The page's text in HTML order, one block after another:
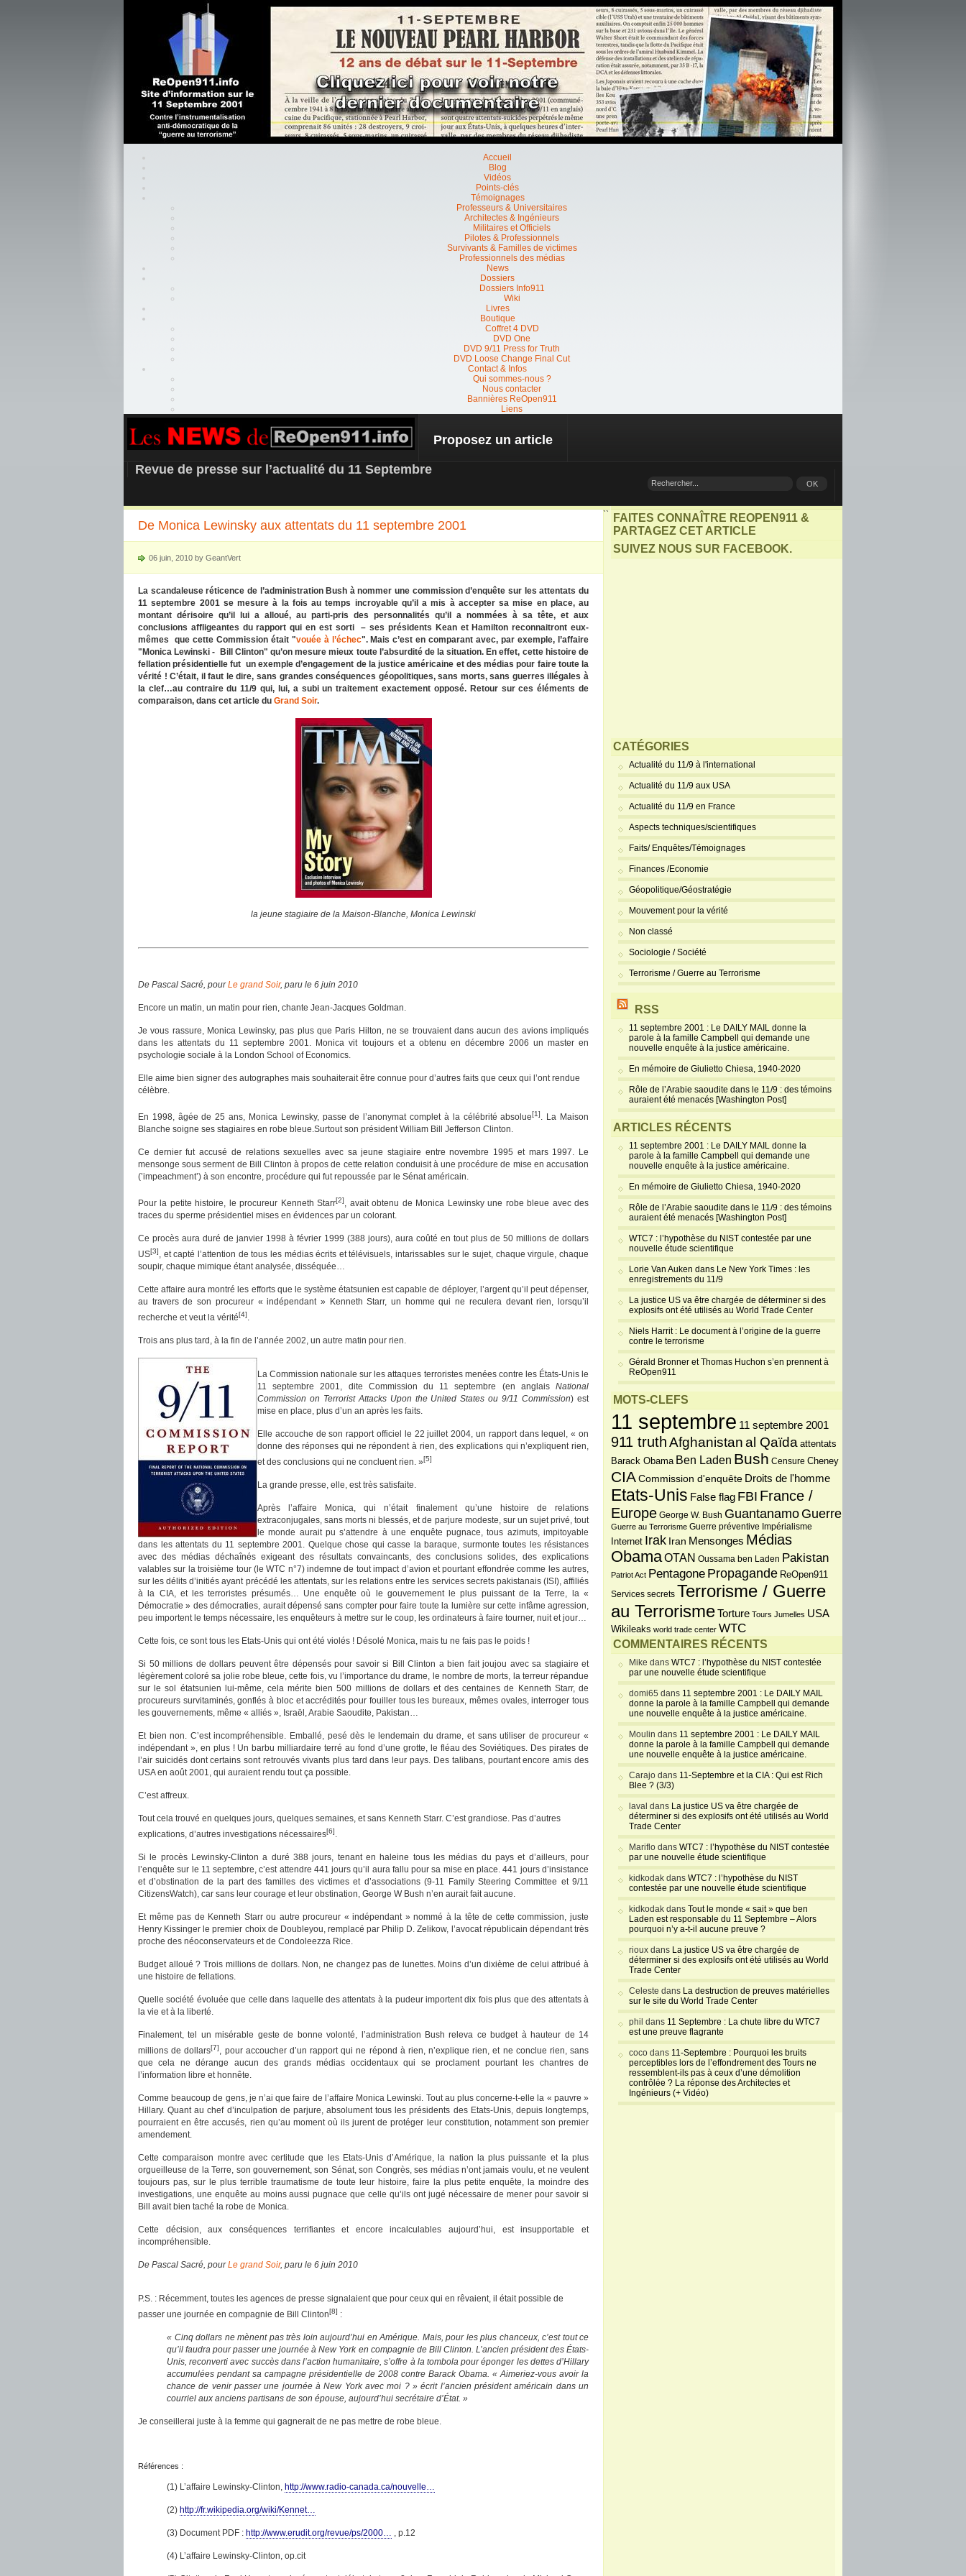
Accueil
Blog
Vidéos
Points-clés
Témoignages
Professeurs & Universitaires
Architectes & Ingénieurs
Militaires et Officiels
Pilotes & Professionnels
Survivants & Familles de victimes
Professionnels des médias
News
Dossiers
Dossiers Info911
Wiki
Livres
Boutique
Coffret 4 DVD
DVD One
DVD 9/11 Press for Truth
DVD Loose Change Final Cut
Contact & Infos
Qui sommes-nous ?
Nous contacter
Bannières ReOpen911
Liens
REOPEN911 – NEWS
Proposez un article
Revue de presse sur l’actualité du 11 Septembre
De Monica Lewinsky aux attentats du 11 septembre 2001
06 juin, 2010 by GeantVert
La scandaleuse réticence de l’administration Bush à nommer une commission d’enquête sur les attentats du
11 septembre 2001 se mesure à la fois au temps incroyable qu’il a mis à accepter sa mise en place, au
montant dérisoire qu’il lui a alloué, au parti-pris des personnalités qu’il a nommées à sa tête, et aux
conclusions affligeantes du rapport qui en est sorti – ses présidents Kean et Hamilton reconnaitront eux-
mêmes que cette Commission était "vouée à l’échec". Mais c’est en comparant avec, par exemple, l’affaire
"Monica Lewinski - Bill Clinton" qu’on mesure mieux toute l’absurdité de la situation. En effet, cette histoire de
fellation présidentielle fut un exemple d’engagement de la justice américaine et des médias pour faire toute la
vérité ! C’était, il faut le dire, sans grandes conséquences géopolitiques, sans morts, sans guerres illégales à
la clef…au contraire du 11/9 qui, lui, a subi un traitement exactement opposé. Retour sur ces éléments de
comparaison, dans cet article du Grand Soir.
la jeune stagiaire de la Maison-Blanche, Monica Lewinski
De Pascal Sacré, pourLe grand Soir, paru le 6 juin 2010
Encore un matin, un matin pour rien, chante Jean-Jacques Goldman.
Je vous rassure, Monica Lewinsky, pas plus que Paris Hilton, ne se trouvaient dans aucun des avions impliqués
dans les attentats du 11 septembre 2001. Monica vit toujours et a obtenu en décembre 2006 un master en
psychologie sociale à la London School of Economics.
Elle aime bien signer des autographes mais souhaiterait être connue pour d’autres faits que ceux qui l’ont rendue
célèbre.
En 1998, âgée de 25 ans, Monica Lewinsky, passe de l’anonymat complet à la célébrité absolue[1]. La Maison
Blanche soigne ses stagiaires en robe bleue.Surtout son président William Bill Jefferson Clinton.
Ce dernier fut accusé de relations sexuelles avec sa jeune stagiaire entre novembre 1995 et mars 1997. Le
mensonge sous serment de Bill Clinton à propos de cette relation conduisit à une procédure de mise en accusation
(’impeachment’) à son encontre, procédure qui fut repoussée par le Sénat américain.
Pour la petite histoire, le procureur Kenneth Starr[2], avait obtenu de Monica Lewinsky une robe bleue avec des
traces du sperme présidentiel mises en évidences par un colorant.
Ce procès aura duré de janvier 1998 à février 1999 (388 jours), aura coûté en tout plus de 50 millions de dollars
US[3], et capté l’attention de tous les médias écrits et télévisuels, intarissables sur le sujet, chaque virgule, chaque
soupir, chaque mimique étant analysée, disséquée…
Cette affaire aura montré les efforts que le système étatsunien est capable de déployer, l’argent qu’il peut dépenser,
au travers de son procureur « indépendant » Kenneth Starr, un homme qui ne reculera devant rien, lorsqu’il
recherche et veut la vérité[4].
Trois ans plus tard, à la fin de l’année 2002, un autre matin pour rien.
La Commission nationale sur les attaques terroristes menées contre les États-Unis le
11 septembre 2001, dite Commission du 11 septembre (en anglais National
Commission on Terrorist Attacks Upon the United States ou 9/11 Commission) est
mise en place, plus d’un an après les faits.
Elle accouche de son rapport officiel le 22 juillet 2004, un rapport dans lequel, « on
donne des réponses qui ne répondent à rien, des explications qui n’expliquent rien,
et des conclusions qui ne concluent rien. »[5]
La grande presse, elle, est très satisfaite.
Après l’affaire Monica, qui n’était finalement qu’une histoire de relations
extraconjugales, sans morts ni blessés, et de parjure modeste, sur un sujet privé, tout
le monde aurait pu s’attendre à une enquête pugnace, tous azimuts, impitoyable
dans les attentats du 11 septembre 2001. Quelque chose qui casse la baraque, surmonte toutes les résistances
avec des médias déchaînés exigeant des résultats convaincants, des conclusions solides, des explications
valables sur la troisième tour (le WTC n°7) indemne de tout impact d’avion et pourtant effondrée comme les autres,
sur les délits d’initiés ayant précédé les attentats, sur les relations entre les services secrets pakistanais (ISI), affiliés
à la CIA, et les terroristes présumés… Une enquête où le gouvernement le plus puissant de la Terre, la «
Démocratie » des démocraties, aurait dépensé sans compter pour faire toute la lumière sur cette infâme agression,
peu importent le temps nécessaire, les enquêteurs à mettre sur le coup, les ordinateurs à faire tourner, nuit et jour…
Cette fois, ce sont tous les Etats-Unis qui ont été violés ! Désolé Monica, mais tu ne fais pas le poids !
Si 50 millions de dollars peuvent être dépensés pour savoir si Bill Clinton a bien fait joujou avec sa stagiaire et
légèrement coloré sa jolie robe bleue, cette fois, vu l’importance du drame, le nombre de morts, la terreur répandue
sur le sol étatsunien lui-même, cela mérite bien 500 millions de dollars et des centaines de Kenneth Starr, de
procureurs survitaminés, gonflés à bloc et accrédités pour fouiller tous les bureaux, mêmes ovales, interroger tous
les gouvernements, même « alliés », Israël, Arabie Saoudite, Pakistan…
Et bien non. C’est incompréhensible. Emballé, pesé dès le lendemain du drame, et sans utiliser de procureur «
indépendant », en plus ! Un barbu milliardaire terré au fond d’une grotte, le fléau des Soviétiques. Des pirates de
l’air suicidés dont certains sont retrouvés vivants plus tard dans leur pays. Des talibans, pourtant encore amis des
USA en août 2001, qui auraient rendu tout ça possible.
C’est affreux.
Tout cela trouvé en quelques jours, quelques semaines, et sans Kenneth Starr. C’est grandiose. Pas d’autres
explications, d’autres investigations nécessaires[6].
Si le procès Lewinsky-Clinton a duré 388 jours, tenant en haleine tous les médias du pays et d’ailleurs, pour
l’enquête sur le 11 septembre, c’est attendre 441 jours qu’il aura fallu pour sa mise en place. 441 jours d’insistance
et d’obstination de la part des familles des victimes et d’associations (9-11 Family Steering Committee et 9/11
CitizensWatch), car sans leur courage et leur obstination, George W Bush n’en aurait fait aucune.
Et même pas de Kenneth Starr ou autre procureur « indépendant » nommé à la tête de cette commission, juste
Henry Kissinger le premier choix de Doubleyou, remplacé par Philip D. Zelikow, l’avocat républicain dépendant très
proche des néoconservateurs et de Condoleezza Rice.
Budget alloué ? Trois millions de dollars. Non, ne changez pas de lunettes. Moins d’un dixième de celui attribué à
une histoire de fellations.
Quelle société évoluée que celle dans laquelle des attentats à la pudeur importent dix fois plus que des attentats à
la vie et à la liberté.
Finalement, tel un misérable geste de bonne volonté, l’administration Bush releva ce budget à hauteur de 14
millions de dollars[7], pour accoucher d’un rapport qui ne répond à rien, n’explique rien, et ne conclue rien, sans
que cela ne dérange aucun des grands médias occidentaux qui se proclament pourtant les chantres de
l’information libre et honnête.
Comme beaucoup de gens, je n’ai que faire de l’affaire Monica Lewinski. Tout au plus concerne-t-elle la « pauvre »
Hillary. Quant au chef d’inculpation de parjure, absolument tous les présidents des Etats-Unis, depuis longtemps,
pourraient en être accusés, rien qu’au moment où ils jurent de protéger leur constitution, notamment son premier
amendement.
Cette comparaison montre avec certitude que les Etats-Unis d’Amérique, la nation la plus puissante et la plus
orgueilleuse de la Terre, son gouvernement, son Sénat, son Congrès, ses médias n’ont jamais voulu, et ne veulent
toujours pas, sur le plus terrible traumatisme de toute leur histoire, faire la plus petite enquête, la moindre des
investigations, une enquête au moins aussi pugnace que celle qu’ils ont jugé nécessaire de mener pour savoir si
Bill avait bien taché la robe de Monica.
Cette décision, aux conséquences terrifiantes et encore incalculables aujourd’hui, est insupportable et
incompréhensible.
De Pascal Sacré, pourLe grand Soir, paru le 6 juin 2010
P.S. : Récemment, toutes les agences de presse signalaient que pour ceux qui en rêvaient, il était possible de
passer une journée en compagnie de Bill Clinton[8] :
« Cinq dollars ne mènent pas très loin aujourd’hui en Amérique. Mais, pour les plus chanceux, c’est tout ce
qu’il faudra pour passer une journée à New York en compagnie de Bill Clinton. L’ancien président des États-
Unis, reconverti avec succès dans l’action humanitaire, s’offre à la tombola pour éponger les dettes d’Hillary
accumulées pendant sa campagne présidentielle de 2008 contre Barack Obama. « Aimeriez-vous avoir la
chance de venir passer une journée à New York avec moi ? » écrit l’ancien président américain dans un
courriel aux anciens partisans de son épouse, aujourd’hui secrétaire d’État. »
Je conseillerai juste à la femme qui gagnerait de ne pas mettre de robe bleue.
Références :
(1) L’affaire Lewinsky-Clinton, http://www.radio-canada.ca/nouvelle…
(2) http://fr.wikipedia.org/wiki/Kennet…
(3) Document PDF : http://www.erudit.org/revue/ps/2000… , p.12
(4) L’affaire Lewinsky-Clinton, op.cit
``
FAITES CONNAÎTRE REOPEN911 &
PARTAGEZ CET ARTICLE
SUIVEZ NOUS SUR FACEBOOK.
CATÉGORIES
Actualité du 11/9 à l'international
Actualité du 11/9 aux USA
Actualité du 11/9 en France
Aspects techniques/scientifiques
Faits/ Enquêtes/Témoignages
Finances /Economie
Géopolitique/Géostratégie
Mouvement pour la vérité
Non classé
Sociologie / Société
Terrorisme / Guerre au Terrorisme
RSS
11 septembre 2001 : Le DAILY MAIL donne la
parole à la famille Campbell qui demande une
nouvelle enquête à la justice américaine.
En mémoire de Giulietto Chiesa, 1940-2020
Rôle de l’Arabie saoudite dans le 11/9 : des témoins
auraient été menacés [Washington Post]
ARTICLES RÉCENTS
11 septembre 2001 : Le DAILY MAIL donne la
parole à la famille Campbell qui demande une
nouvelle enquête à la justice américaine.
En mémoire de Giulietto Chiesa, 1940-2020
Rôle de l’Arabie saoudite dans le 11/9 : des témoins
auraient été menacés [Washington Post]
WTC7 : l’hypothèse du NIST contestée par une
nouvelle étude scientifique
Lorie Van Auken dans Le New York Times : les
enregistrements du 11/9
La justice US va être chargée de déterminer si des
explosifs ont été utilisés au World Trade Center
Niels Harrit : Le document à l’origine de la guerre
contre le terrorisme
Gérald Bronner et Thomas Huchon s’en prennent à
ReOpen911
MOTS-CLEFS
11 septembre 11 septembre 2001
911 truthAfghanistanal Qaïda attentats
Barack Obama Ben Laden Bush Censure Cheney
CIA Commission d'enquête Droits de l'homme
Etats-Unis False flag FBI France /
Europe George W. Bush Guantanamo Guerre
Guerre au Terrorisme Guerre préventive Impérialisme
Internet Irak Iran Mensonges Médias
ObamaOTAN Oussama ben Laden Pakistan
Patriot Act Pentagone Propagande ReOpen911
Services secrets Terrorisme / Guerre
au TerrorismeTorture Tours Jumelles USA
Wikileaks world trade center WTC
COMMENTAIRES RÉCENTS
Mike dans WTC7 : l’hypothèse du NIST contestée
par une nouvelle étude scientifique
domi65 dans 11 septembre 2001 : Le DAILY MAIL
donne la parole à la famille Campbell qui demande
une nouvelle enquête à la justice américaine.
Moulin dans 11 septembre 2001 : Le DAILY MAIL
donne la parole à la famille Campbell qui demande
une nouvelle enquête à la justice américaine.
Carajo dans 11-Septembre et la CIA : Qui est Rich
Blee ? (3/3)
laval dans La justice US va être chargée de
déterminer si des explosifs ont été utilisés au World
Trade Center
Mariflo dans WTC7 : l’hypothèse du NIST contestée
par une nouvelle étude scientifique
kidkodak dans WTC7 : l’hypothèse du NIST
contestée par une nouvelle étude scientifique
kidkodak dans Tout le monde « sait » que ben
Laden est responsable du 11 Septembre – Alors
pourquoi n’y a-t-il aucune preuve ?
rioux dans La justice US va être chargée de
déterminer si des explosifs ont été utilisés au World
Trade Center
Celeste dans La destruction de preuves matérielles
sur le site du World Trade Center
phil dans 11 Septembre : La chute libre du WTC7
est une preuve flagrante
coco dans 11-Septembre : Pourquoi les bruits
perceptibles lors de l’effondrement des Tours ne
ressemblent-ils pas à ceux d’une démolition
contrôlée ? La réponse des Architectes et
Ingénieurs (+ Vidéo)